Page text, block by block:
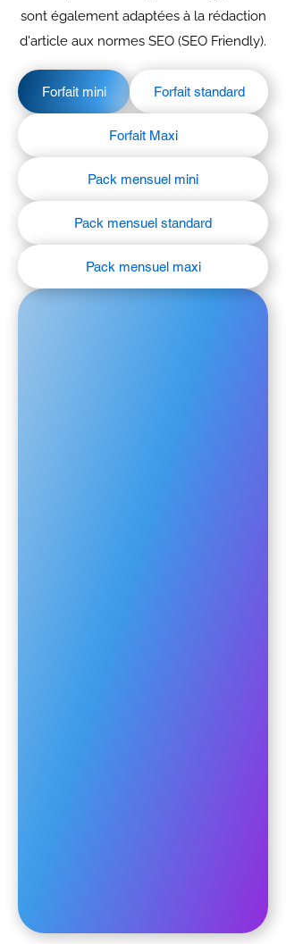
sont également adaptées à la rédaction
d'article aux normes SEO (SEO Friendly).
Forfait mini Forfait standard
Forfait Maxi
Pack mensuel mini
Pack mensuel standard
Pack mensuel maxi